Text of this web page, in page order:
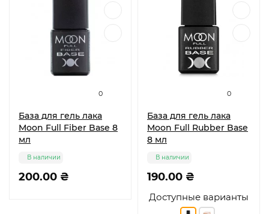
0
База для гель лака
Moon Full Fiber Base 8
мл
200.00 ₴
В наличии
0
База для гель лака
Moon Full Rubber Base
8 мл
Доступные варианты
190.00 ₴
В наличии